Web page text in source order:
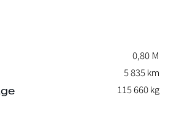
0,80 M
5 835 km
115 660kg